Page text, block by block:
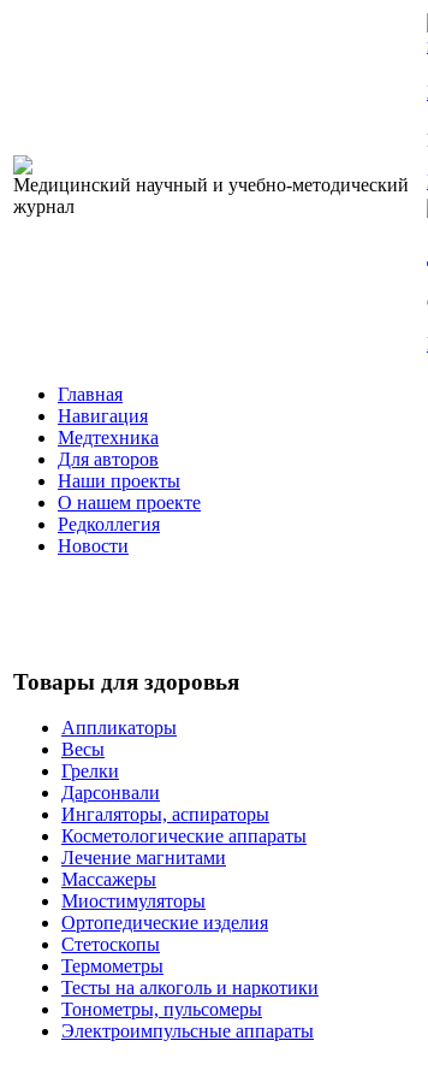
Медицинский научный и учебно-методический
журнал
Главная
Навигация
Медтехника
Для авторов
Наши проекты
О нашем проекте
Редколлегия
Новости
Товары для здоровья
Аппликаторы
Весы
Грелки
Дарсонвали
Ингаляторы, аспираторы
Косметологические аппараты
Лечение магнитами
Массажеры
Миостимуляторы
Ортопедические изделия
Стетоскопы
Термометры
Тесты на алкоголь и наркотики
Тонометры, пульсомеры
Электроимпульсные аппараты